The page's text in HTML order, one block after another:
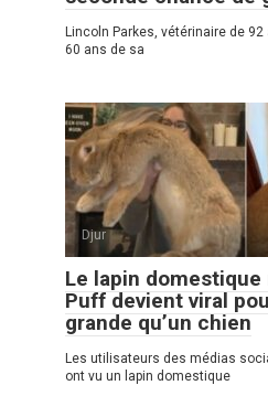
Lincoln Parkes, vétérinaire de
60 ans de sa
Djur
Le lapin
Puff devient viral
grande qu’un chien
Les utilisateurs des médias
ont vu un lapin domestique